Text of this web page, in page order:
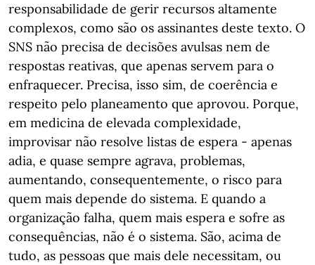
responsabilidade de gerir recursos altamente
complexos, como são os assinantes deste texto. O
SNS não precisa de decisões avulsas nem de
respostas reativas, que apenas servem para o
enfraquecer. Precisa, isso sim, de coerência e
respeito pelo planeamento que aprovou. Porque,
em medicina de elevada complexidade,
improvisar não resolve listas de espera - apenas
adia, e quase sempre agrava, problemas,
aumentando, consequentemente, o risco para
quem mais depende do sistema. E quando a
organização falha, quem mais espera e sofre as
consequências, não é o sistema. São, acima de
tudo, as pessoas que mais dele necessitam, ou